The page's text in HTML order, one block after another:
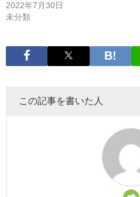
2022年7月30日
未分類
この記事を書いた人